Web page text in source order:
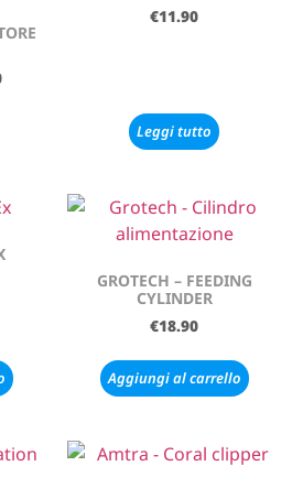
€11.90
Leggi tutto
GROTECH – FEEDING
CYLINDER
€18.90
Aggiungi al carrello